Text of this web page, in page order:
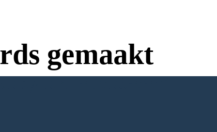
gemaakt
om te Proberen!